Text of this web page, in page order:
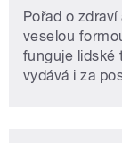
Pořad o
veselou
funguje lidské
vydává i za